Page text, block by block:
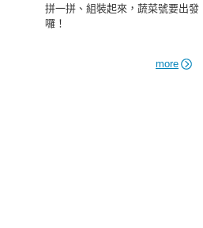
拼一拼、組裝起來，蔬菜號要出發
囉！
more